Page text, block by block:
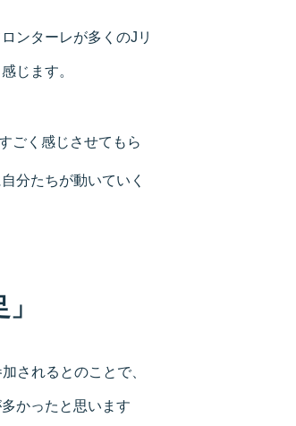
ンターレが多くのJリ
じます。
ごく感じさせてもら
分たちが動いていく
されるとのことで、
かったと思います